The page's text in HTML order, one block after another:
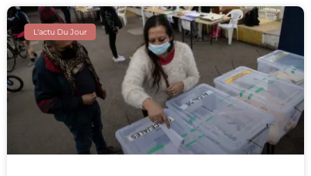
L'actu Du Jour